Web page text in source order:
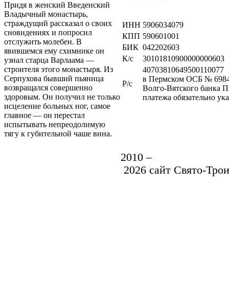
Придя в женский Введенский
Владычный монастырь,
страждущий рассказал о своих
сновидениях и попросил
отслужить молебен. В
явившемся ему схимнике он
узнал старца Варлаама —
строителя этого монастыря. Из
Серпухова бывший пьяница
возвращался совершенно
здоровым. Он получил не только
исцеление больных ног, самое
главное — он перестал
испытывать непреодолимую
тягу к губительной чаше вина.
ИНН 5906034079
КПП 590601001
БИК 042202603
К/c
30101810900000000603
Р/c
40703810649500110077
в Пермском ОСБ №
Волго-Вятского банка
платежа обязательно
2010 –
2026 сайт Свято-